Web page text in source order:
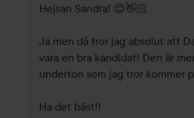
Hejsan Sandra! 😊👋🏻
Ja men då tror jag absolut att
vara en bra kandidat! Den är
underton som jag tror kommer
Ha det bäst!!